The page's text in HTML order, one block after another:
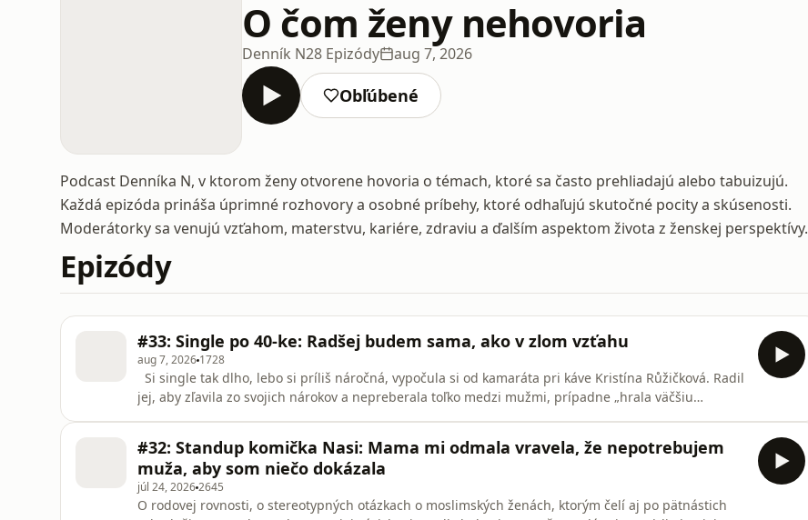
O čom ženy nehovoria
Denník N28 Epizódy aug 7, 2026
Obľúbené
Podcast Denníka N, v ktorom ženy otvorene hovoria o témach, ktoré sa často prehliadajú alebo tabuizujú.
Každá epizóda prináša úprimné rozhovory a osobné príbehy, ktoré odhaľujú skutočné pocity a skúsenosti.
Moderátorky sa venujú vzťahom, materstvu, kariére, zdraviu a ďalším aspektom života z ženskej perspektívy.
Epizódy
#33: Single po 40-ke: Radšej budem sama, ako v zlom vzťahu
aug 7, 2026 1728
Si single tak dlho, lebo si príliš náročná, vypočula si od kamaráta pri káve Kristína Růžičková. Radil
jej, aby zľavila zo svojich nárokov a nepreberala toľko medzi mužmi, prípadne „hrala väčšiu
podcaste pohybová le
#32: Standup komička Nasi: Mama mi odmala vravela, že nepotrebujem
muža, aby som niečo dokázala
júl 24, 20262645
O rodovej rovnosti, o stereotypných otázkach o moslimských ženách, ktorým čelí aj po pätnástich